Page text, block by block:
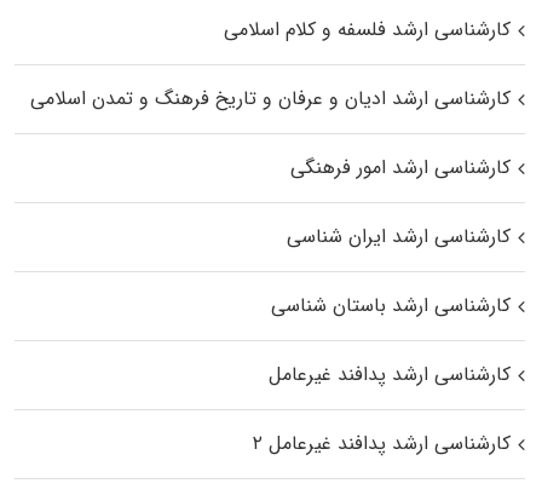
کارشناسی ارشد فلسفه و کلام اسلامی
کارشناسی ارشد ادیان و عرفان و تاریخ فرهنگ و تمدن اسلامی
کارشناسی ارشد امور فرهنگی
کارشناسی ارشد ایران شناسی
کارشناسی ارشد باستان شناسی
کارشناسی ارشد پدافند غیرعامل
کارشناسی ارشد پدافند غیرعامل ۲